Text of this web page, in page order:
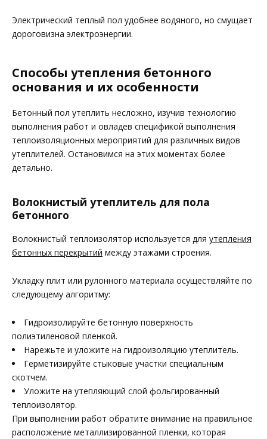
Электрический теплый пол удобнее водяного, но смущает
дороговизна электроэнергии.
Способы утепления бетонного
основания и их особенности
Бетонный пол утеплить несложно, изучив технологию
выполнения работ и овладев спецификой выполнения
теплоизоляционных мероприятий для различных видов
утеплителей. Остановимся на этих моментах более
детально.
Волокнистый утеплитель для пола
бетонного
Волокнистый теплоизолятор используется для утепления
бетонных перекрытий между этажами строения.
Укладку плит или рулонного материала осуществляйте по
следующему алгоритму:
Гидроизолируйте бетонную поверхность
полиэтиленовой пленкой.
Нарежьте и уложите на гидроизоляцию утеплитель.
Герметизируйте стыковые участки специальным
скотчем.
Уложите на утепляющий слой фольгированный
теплоизолятор.
При выполнении работ обратите внимание на правильное
расположение металлизированной пленки, которая